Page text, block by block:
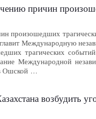
трагических
Международную
трагических
Международной
Ошской …
возбудить